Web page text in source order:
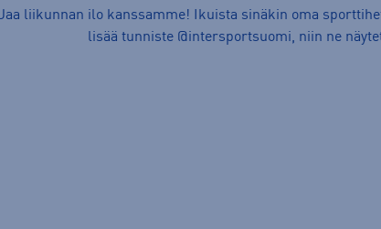
Jaa liikunnan ilo kanssamme! Ikuista sinäkin oma
lisää tunniste @intersportsuomi, niin ne